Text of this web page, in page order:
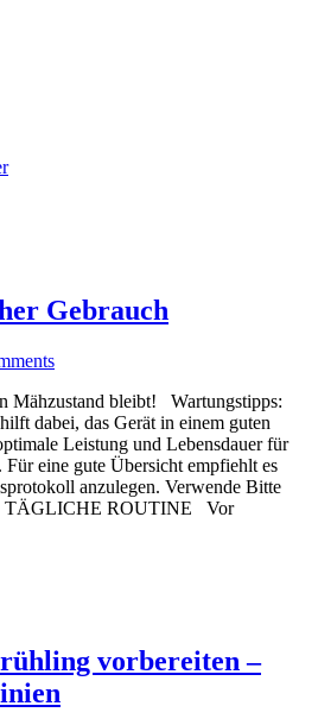
Gebrauch
Mähzustand bleibt! Wartungstipps:
dabei, das Gerät in einem guten
Leistung und Lebensdauer für
Für eine gute Übersicht empfiehlt es
anzulegen. Verwende Bitte
TÄGLICHE ROUTINE Vor
vorbereiten –